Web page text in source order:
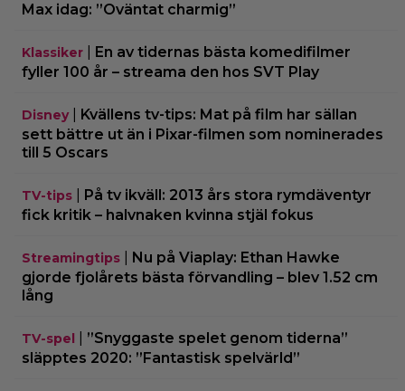
Max idag: ”Oväntat charmig”
Klassiker
En av tidernas bästa komedifilmer
fyller 100 år – streama den hos SVT Play
Disney| Kvällens tv-tips: Mat på film har sällan
sett bättre ut än i Pixar-filmen som nominerades
till 5 Oscars
TV-tips
På tv ikväll: 2013 års stora rymdäventyr
fick kritik – halvnaken kvinna stjäl fokus
Streamingtips
Nu på Viaplay: Ethan Hawke
gjorde fjolårets bästa förvandling – blev 1.52 cm
lång
TV-spel
”Snyggaste spelet genom tiderna”
släpptes 2020: ”Fantastisk spelvärld”